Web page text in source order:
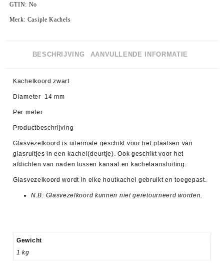
GTIN: No
Merk: Casiple Kachels
BESCHRIJVING AANVULLENDE INFORMATIE
Kachelkoord zwart
Diameter 14 mm
Per meter
Productbeschrijving
Glasvezelkoord is uitermate geschikt voor het plaatsen van
glasruitjes in een kachel(deurtje). Ook geschikt voor het
afdichten van naden tussen kanaal en kachelaansluiting.
Glasvezelkoord wordt in elke houtkachel gebruikt en toegepast.
N.B: Glasvezelkoord kunnen niet geretourneerd worden.
Gewicht
1 kg